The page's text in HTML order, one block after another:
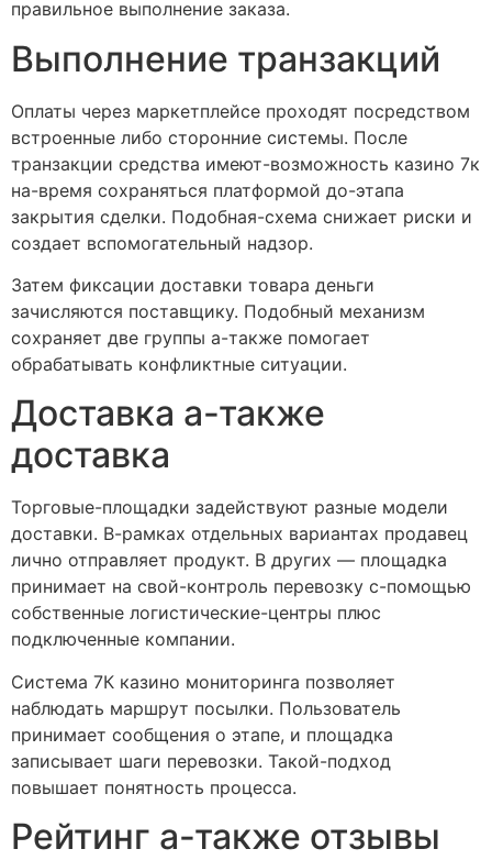
правильное выполнение заказа.
Выполнение транзакций
Оплаты через маркетплейсе проходят посредством
встроенные либо сторонние системы. После
транзакции средства имеют-возможность казино 7к
на-время сохраняться платформой до-этапа
закрытия сделки. Подобная-схема снижает риски и
создает вспомогательный надзор.
Затем фиксации доставки товара деньги
зачисляются поставщику. Подобный механизм
сохраняет две группы а-также помогает
обрабатывать конфликтные ситуации.
Доставка а-также
доставка
Торговые-площадки задействуют разные модели
доставки. В-рамках отдельных вариантах продавец
лично отправляет продукт. В других — площадка
принимает на свой-контроль перевозку с-помощью
собственные логистические-центры плюс
подключенные компании.
Система 7К казино мониторинга позволяет
наблюдать маршрут посылки. Пользователь
принимает сообщения о этапе, и площадка
записывает шаги перевозки. Такой-подход
повышает понятность процесса.
Рейтинг а-также отзывы